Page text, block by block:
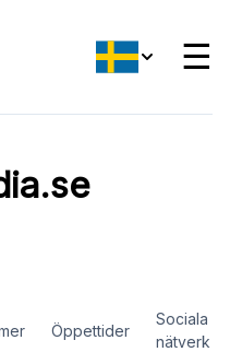
☰
Öppettider
Sociala
nätverk